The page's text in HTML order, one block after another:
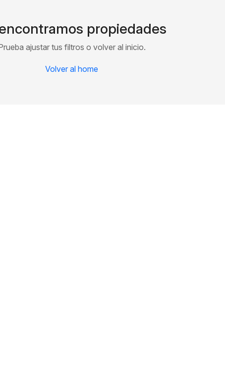
propiedades
ajustar tus filtros o volver al inicio.
Volver al home